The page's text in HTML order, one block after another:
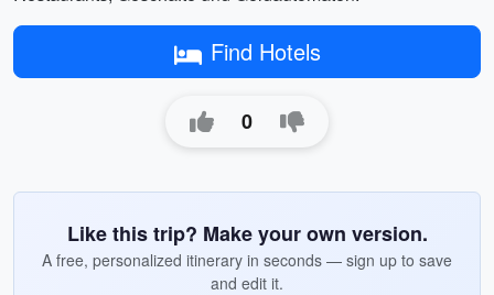
Find Hotels
0
Like this trip? Make your own version.
A free, personalized itinerary in seconds — sign up to save
and edit it.